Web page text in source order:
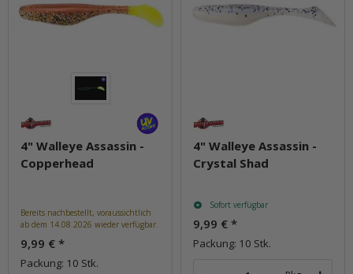
4" Walleye Assassin -
Copperhead
Bereits nachbestellt, voraussichtlich
ab dem 14.08.2026 wieder verfügbar.
9,99 € *
Packung: 10 Stk.
4" Walleye Assassin -
Crystal Shad
Sofort verfügbar
9,99 € *
Packung: 10 Stk.